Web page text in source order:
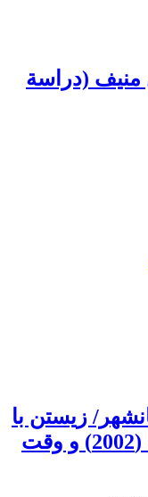
منیف (دراسة
زیستن با
(پاد)آرمانشهر آخرین انار دنیا (2002) و وقت